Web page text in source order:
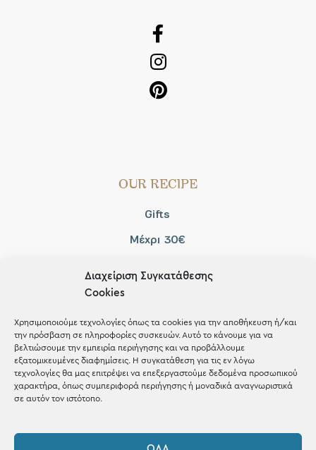
Διαχείριση Συγκατάθεσης
Cookies
Χρησιμοποιούμε τεχνολογίες όπως τα cookies για την αποθήκευση ή/και
την πρόσβαση σε πληροφορίες συσκευών. Αυτό το κάνουμε για να
βελτιώσουμε την εμπειρία περιήγησης και να προβάλλουμε
εξατομικευμένες διαφημίσεις. Η συγκατάθεση για τις εν λόγω
τεχνολογίες θα μας επιτρέψει να επεξεργαστούμε δεδομένα προσωπικού
χαρακτήρα, όπως συμπεριφορά περιήγησης ή μοναδικά αναγνωριστικά
σε αυτόν τον ιστότοπο.
OUR RECIPE
Gifts
Μέχρι 30€
Shop the look
ΚΑΤΑΣΤΗΜΑ
2421 217300